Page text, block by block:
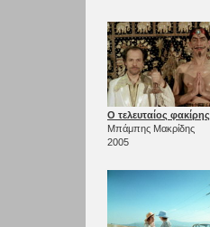
Ο τελευταίος φακίρης
Μπάμπης Μακρίδης
2005